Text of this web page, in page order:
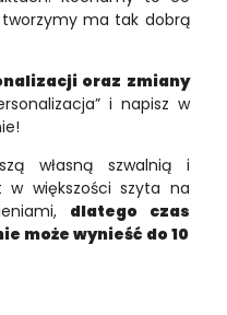
ma tak dobrą
oraz zmiany
i napisz w
własną szwalnią i
w większości szyta na
dlatego czas
może wynieść do 10